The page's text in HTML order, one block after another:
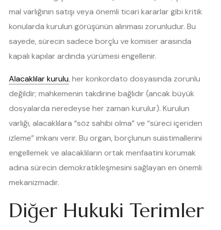
mal varlığının satışı veya önemli ticari kararlar gibi kritik
konularda kurulun görüşünün alınması zorunludur. Bu
sayede, sürecin sadece borçlu ve komiser arasında
kapalı kapılar ardında yürümesi engellenir.
Alacaklılar kurulu, her konkordato dosyasında zorunlu
değildir; mahkemenin takdirine bağlıdır (ancak büyük
dosyalarda neredeyse her zaman kurulur). Kurulun
varlığı, alacaklılara “söz sahibi olma” ve “süreci içeriden
izleme” imkanı verir. Bu organ, borçlunun suiistimallerini
engellemek ve alacaklıların ortak menfaatini korumak
adına sürecin demokratikleşmesini sağlayan en önemli
mekanizmadır.
Diğer Hukuki Terimler